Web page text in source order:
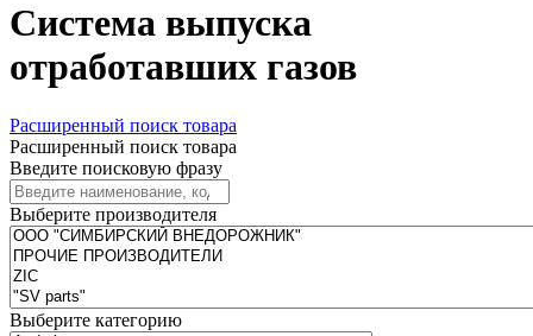
Система выпуска
отработавших газов
Расширенный поиск товара
Расширенный поиск товара
Введите поисковую фразу
Выберите производителя
Выберите категорию